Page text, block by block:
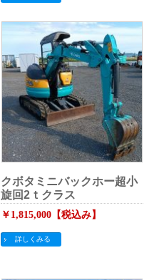
クボタミニバックホー超小
旋回2ｔクラス
￥1,815,000【税込み】
詳しくみる